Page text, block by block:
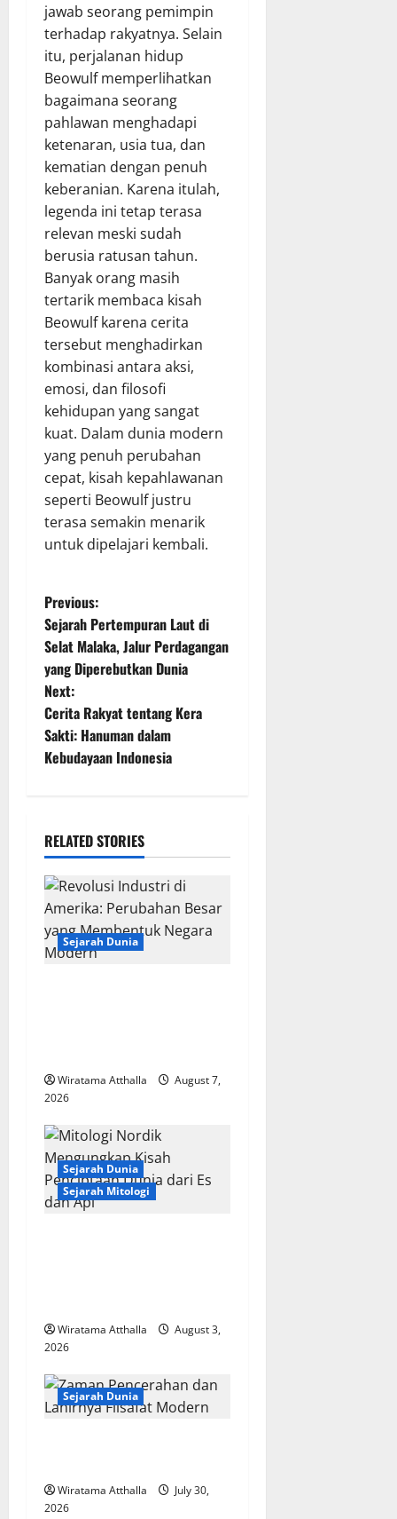
jawab seorang pemimpin
terhadap rakyatnya. Selain
itu, perjalanan hidup
Beowulf memperlihatkan
bagaimana seorang
pahlawan menghadapi
ketenaran, usia tua, dan
kematian dengan penuh
keberanian. Karena itulah,
legenda ini tetap terasa
relevan meski sudah
berusia ratusan tahun.
Banyak orang masih
tertarik membaca kisah
Beowulf karena cerita
tersebut menghadirkan
kombinasi antara aksi,
emosi, dan filosofi
kehidupan yang sangat
kuat. Dalam dunia modern
yang penuh perubahan
cepat, kisah kepahlawanan
seperti Beowulf justru
terasa semakin menarik
untuk dipelajari kembali.
P
o
s
t
n
v
i
g
a
n
Previous:
Sejarah Pertempuran Laut di
Selat Malaka, Jalur Perdagangan
yang Diperebutkan Dunia
Next:
Cerita Rakyat tentang Kera
Sakti: Hanuman dalam
Kebudayaan Indonesia
RELATED STORIES
Sejarah Dunia
Wiratama Atthalla
August 7,
2026
Sejarah Dunia
Sejarah Mitologi
Wiratama Atthalla
August 3,
2026
Sejarah Dunia
Wiratama Atthalla
July 30,
2026